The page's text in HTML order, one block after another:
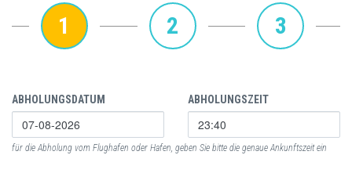
1 2 3
ABHOLUNGSDATUM ABHOLUNGSZEIT
für die Abholung vom Flughafen oder Hafen, geben Sie bitte die genaue Ankunftszeit ein